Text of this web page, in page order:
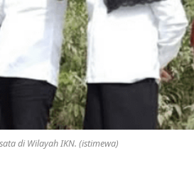
di Wilayah IKN. (istimewa)